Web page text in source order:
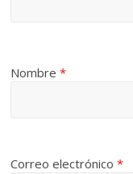
Nombre*
Correo electrónico*